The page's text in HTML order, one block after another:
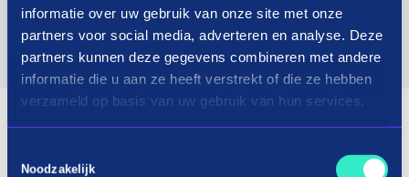
informatie over uw gebruik van onze site met onze
partners voor social media, adverteren en analyse. Deze
partners kunnen deze gegevens combineren met andere
informatie die u aan ze heeft verstrekt of die ze hebben
verzameld op basis van uw gebruik van hun services.
Noodzakelijk